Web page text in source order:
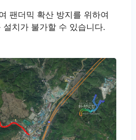
팬더믹 확산 방지를 위하여
설치가 불가할 수 있습니다.